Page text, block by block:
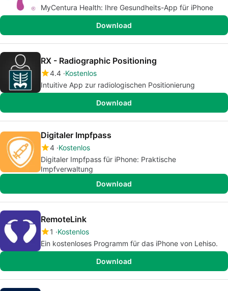
MyCentura Health: Ihre Gesundheits-App für iPhone
Download
RX - Radiographic Positioning
4.4 Kostenlos
Intuitive App zur radiologischen Positionierung
Download
Digitaler Impfpass
4 Kostenlos
Digitaler Impfpass für iPhone: Praktische
Impfverwaltung
Download
RemoteLink
1
Kostenlos
Ein kostenloses Programm für das iPhone von Lehiso.
Download